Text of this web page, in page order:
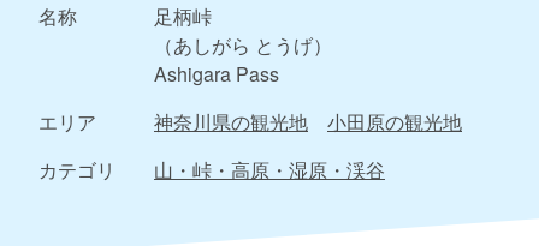
名称
足柄峠
（あしがら とうげ）
Ashigara Pass
エリア
神奈川県の観光地
小田原の観光地
カテゴリ
山・峠・高原・湿原・渓谷